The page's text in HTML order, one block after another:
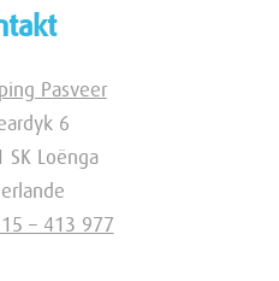
Pasveer
6
SK Loënga
– 413 977